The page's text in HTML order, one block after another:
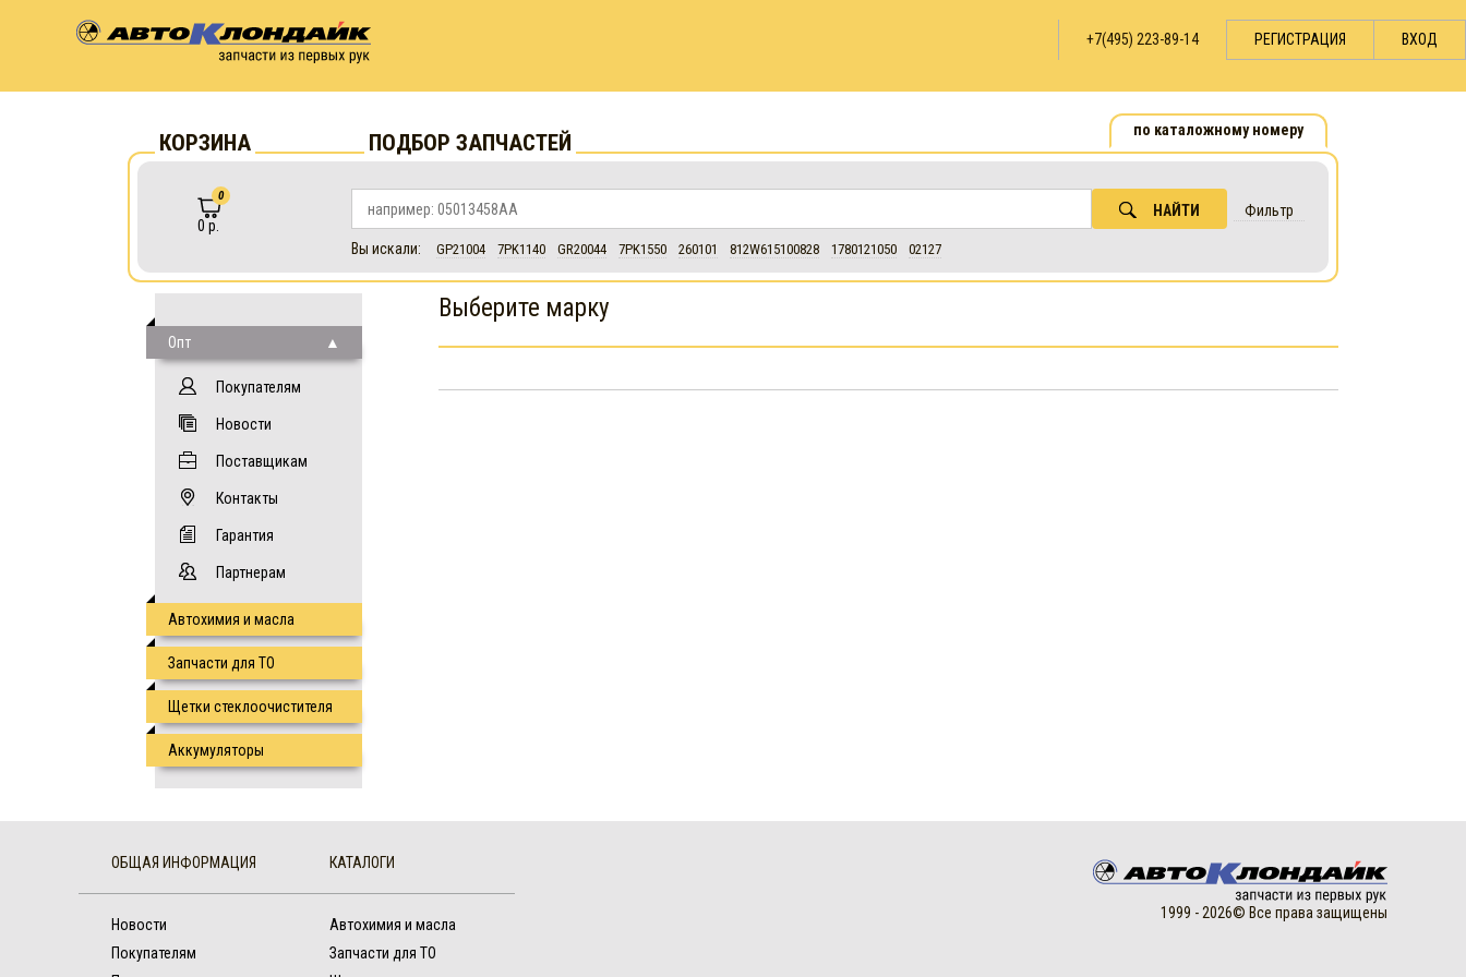
+7(495) 223-89-14 РЕГИСТРАЦИЯ ВХОД
КОРЗИНА ПОДБОР ЗАПЧАСТЕЙ по каталожному номеру
0
0 р.
НАЙТИ Фильтр
Вы искали: GP21004 7PK1140 GR20044 7PK1550 260101 812W615100828 1780121050 02127
Опт
Покупателям
Новости
Поставщикам
Контакты
Гарантия
Партнерам
Автохимия и масла
Запчасти для ТО
Щетки стеклоочистителя
Аккумуляторы
Выберите марку
ОБЩАЯ ИНФОРМАЦИЯ
Новости
Покупателям
КАТАЛОГИ
Автохимия и масла
Запчасти для ТО
1999 - 2026© Все права защищены